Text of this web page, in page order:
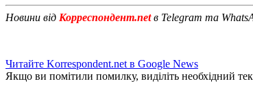
Новини від Корреспондент.netв Telegram та
Читайте Korrespondent.net в Google News
Якщо ви помітили помилку, виділіть необхідний